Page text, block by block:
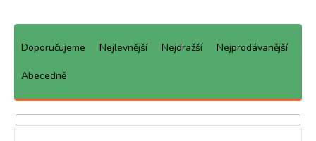
Ř
p
Doporučujeme Nejlevnější Nejdražší Nejprodávanější
Abecedně